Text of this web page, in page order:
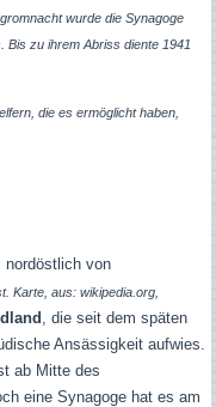
wurde die Synagoge
Bis zu ihrem Abriss diente 1941
die es ermöglicht haben,
nordöstlich von
Karte, aus: wikipedia.org,
die seit dem späten
Ansässigkeit aufwies.
ab Mitte des
eine Synagoge hat es am